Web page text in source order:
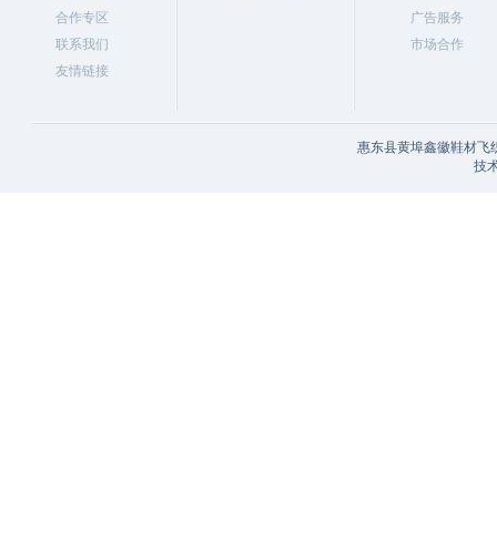
合作专区
联系我们
友情链接
广告服务
市场合作
惠东县黄埠鑫徽鞋材飞
技